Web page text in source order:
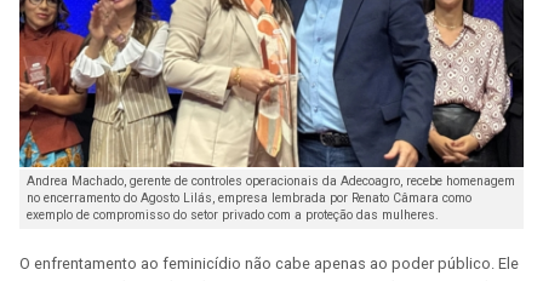
Andrea Machado, gerente de controles operacionais da Adecoagro, recebe homenagem
no encerramento do Agosto Lilás, empresa lembrada por Renato Câmara como
exemplo de compromisso do setor privado com a proteção das mulheres.
O enfrentamento ao feminicídio não cabe apenas ao poder público. Ele